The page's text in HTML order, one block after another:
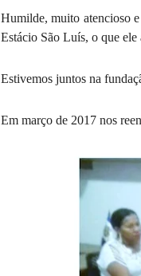
Humilde, muito atencioso
Estácio São Luís, o que ele
Estivemos juntos na
Em março de 2017 nos